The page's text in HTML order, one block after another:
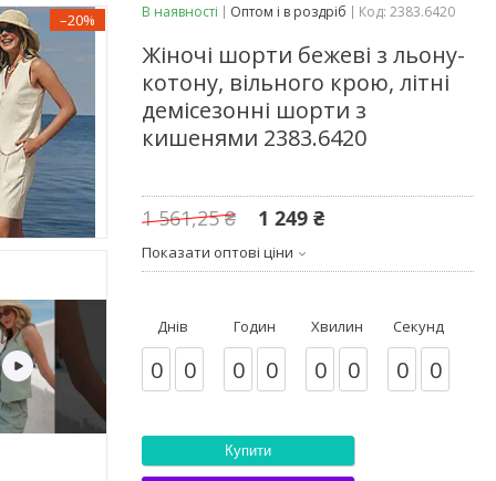
–20% В наявності Оптом і в роздріб Код: 2383.6420
Жіночі шорти бежеві з льону-
котону, вільного крою, літні
демісезонні шорти з
кишенями 2383.6420
1 561,25 ₴ 1 249 ₴
Показати оптові ціни
Днів
0 0
Годин
0 0
Хвилин
0 0
Секунд
0 0
Купити